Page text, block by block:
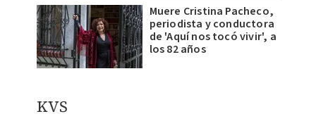
Muere Cristina Pacheco,
periodista y conductora
de 'Aquí nos tocó vivir', a
los 82 años
KVS